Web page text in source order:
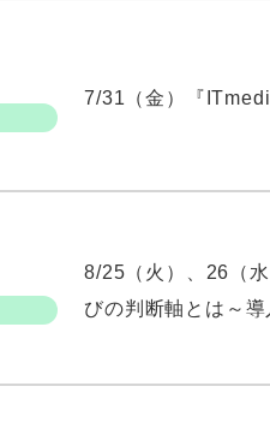
7/31（金）『
8/25（火）、26（
びの判断軸とは～